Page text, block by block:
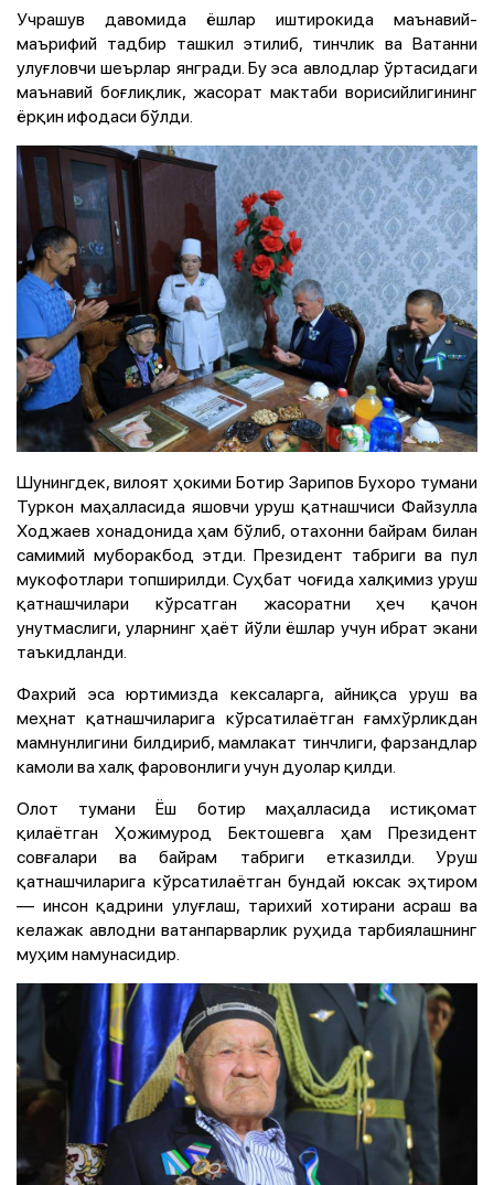
Учрашув давомида ёшлар иштирокида маънавий-
маърифий тадбир ташкил этилиб, тинчлик ва Ватанни
улуғловчи шеърлар янгради. Бу эса авлодлар ўртасидаги
маънавий боғлиқлик, жасорат мактаби ворисийлигининг
ёрқин ифодаси бўлди.
Шунингдек, вилоят ҳокими Ботир Зарипов Бухоро тумани
Туркон маҳалласида яшовчи уруш қатнашчиси Файзулла
Ходжаев хонадонида ҳам бўлиб, отахонни байрам билан
самимий муборакбод этди. Президент табриги ва пул
мукофотлари топширилди. Суҳбат чоғида халқимиз уруш
қатнашчилари кўрсатган жасоратни ҳеч қачон
унутмаслиги, уларнинг ҳаёт йўли ёшлар учун ибрат экани
таъкидланди.
Фахрий эса юртимизда кексаларга, айниқса уруш ва
меҳнат қатнашчиларига кўрсатилаётган ғамхўрликдан
мамнунлигини билдириб, мамлакат тинчлиги, фарзандлар
камоли ва халқ фаровонлиги учун дуолар қилди.
Олот тумани Ёш ботир маҳалласида истиқомат
қилаётган Ҳожимурод Бектошевга ҳам Президент
совғалари ва байрам табриги етказилди. Уруш
қатнашчиларига кўрсатилаётган бундай юксак эҳтиром
— инсон қадрини улуғлаш, тарихий хотирани асраш ва
келажак авлодни ватанпарварлик руҳида тарбиялашнинг
муҳим намунасидир.